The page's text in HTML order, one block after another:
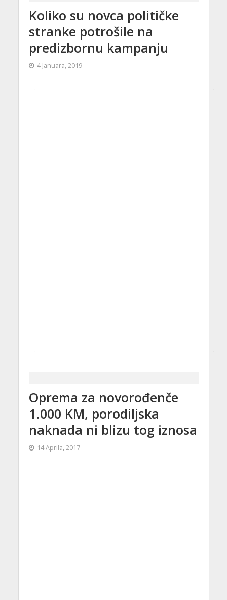
Koliko su novca političke
stranke potrošile na
predizbornu kampanju
4 Januara, 2019
Oprema za novorođenče
1.000 KM, porodiljska
naknada ni blizu tog iznosa
14 Aprila, 2017